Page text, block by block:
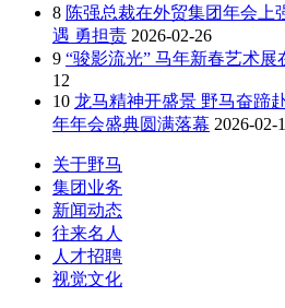
8 陈强总裁在外贸集团年会上
遇 勇担责 2026-02-26
9 “骏影流光” 马年新春艺术展
12
10 龙马精神开盛景 野马奋蹄
年年会盛典圆满落幕 2026-02-
关于野马
集团业务
新闻动态
往来名人
人才招聘
视觉文化